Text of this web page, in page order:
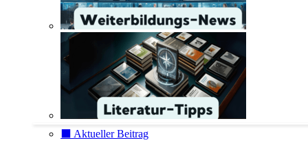
⬛️ Aktueller Beitrag